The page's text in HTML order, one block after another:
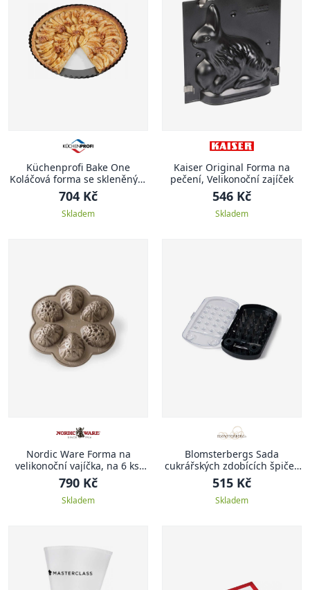
Küchenprofi Bake One
Koláčová forma se skleněným
dnem, 28 cm
704 Kč
Skladem
Kaiser Original Forma na
pečení, Velikonoční zajíček
546 Kč
Skladem
Nordic Ware Forma na
velikonoční vajíčka, na 6 ks,
karamelová
790 Kč
Skladem
Blomsterbergs Sada
cukrářských zdobících špiček
(24 ks)
515 Kč
Skladem